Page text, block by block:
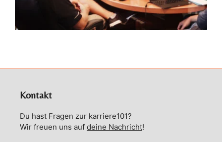
Kontakt
Du hast Fragen zur karriere101?
Wir freuen uns auf deine Nachricht!